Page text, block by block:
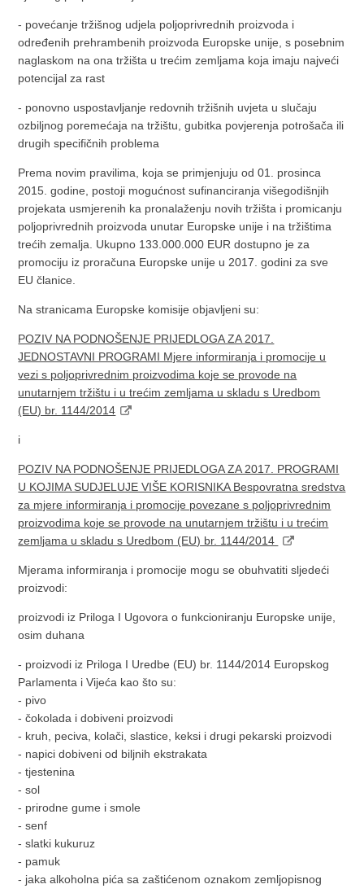
- povećanje tržišnog udjela poljoprivrednih proizvoda i
određenih prehrambenih proizvoda Europske unije, s posebnim
naglaskom na ona tržišta u trećim zemljama koja imaju najveći
potencijal za rast
- ponovno uspostavljanje redovnih tržišnih uvjeta u slučaju
ozbiljnog poremećaja na tržištu, gubitka povjerenja potrošača ili
drugih specifičnih problema
Prema novim pravilima, koja se primjenjuju od 01. prosinca
2015. godine, postoji mogućnost sufinanciranja višegodišnjih
projekata usmjerenih ka pronalaženju novih tržišta i promicanju
poljoprivrednih proizvoda unutar Europske unije i na tržištima
trećih zemalja. Ukupno 133.000.000 EUR dostupno je za
promociju iz proračuna Europske unije u 2017. godini za sve
EU članice.
Na stranicama Europske komisije objavljeni su:
POZIV NA PODNOŠENJE PRIJEDLOGA ZA 2017.
JEDNOSTAVNI PROGRAMI Mjere informiranja i promocije u
vezi s poljoprivrednim proizvodima koje se provode na
unutarnjem tržištu i u trećim zemljama u skladu s Uredbom
(EU) br. 1144/2014
i
POZIV NA PODNOŠENJE PRIJEDLOGA ZA 2017. PROGRAMI
U KOJIMA SUDJELUJE VIŠE KORISNIKA Bespovratna sredstva
za mjere informiranja i promocije povezane s poljoprivrednim
proizvodima koje se provode na unutarnjem tržištu i u trećim
zemljama u skladu s Uredbom (EU) br. 1144/2014
Mjerama informiranja i promocije mogu se obuhvatiti sljedeći
proizvodi:
proizvodi iz Priloga I Ugovora o funkcioniranju Europske unije,
osim duhana
- proizvodi iz Priloga I Uredbe (EU) br. 1144/2014 Europskog
Parlamenta i Vijeća kao što su:
- pivo
- čokolada i dobiveni proizvodi
- kruh, peciva, kolači, slastice, keksi i drugi pekarski proizvodi
- napici dobiveni od biljnih ekstrakata
- tjestenina
- sol
- prirodne gume i smole
- senf
- slatki kukuruz
- pamuk
- jaka alkoholna pića sa zaštićenom oznakom zemljopisnog